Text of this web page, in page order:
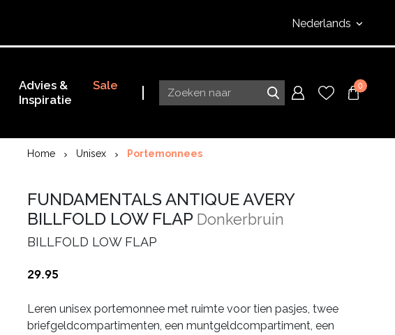
euro
Nederlands
Advies &
Inspiratie
Sale 0
Home Unisex Portemonnees
FUNDAMENTALS ANTIQUE AVERY
BILLFOLD LOW FLAP Donkerbruin
BILLFOLD LOW FLAP
29.95
Leren unisex portemonnee met ruimte voor tien pasjes, twee
briefgeldcompartimenten, een muntgeldcompartiment, een